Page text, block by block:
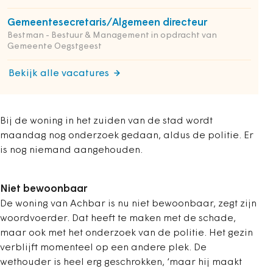
Gemeentesecretaris/Algemeen directeur
Bestman - Bestuur & Management in opdracht van
Gemeente Oegstgeest
Bekijk alle vacatures
Bij de woning in het zuiden van de stad wordt
maandag nog onderzoek gedaan, aldus de politie. Er
is nog niemand aangehouden.
Niet bewoonbaar
De woning van Achbar is nu niet bewoonbaar, zegt zijn
woordvoerder. Dat heeft te maken met de schade,
maar ook met het onderzoek van de politie. Het gezin
verblijft momenteel op een andere plek. De
wethouder is heel erg geschrokken, ‘maar hij maakt